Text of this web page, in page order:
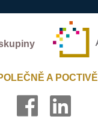
A POCTIVĚ